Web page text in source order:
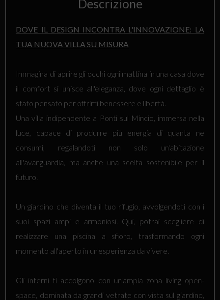
Descrizione
DOVE IL DESIGN INCONTRA L'INNOVAZIONE: LA
TUA NUOVA VILLA SU MISURA
Immagina di aprire gli occhi ogni mattina in una casa dove
il comfort si unisce all'eleganza, dove ogni dettaglio è
stato pensato per offrirti benessere e libertà.
Una villa indipendente a Ponti sul Mincio, immersa nella
luce, capace di produrre più energia di quanta ne
consumi, regalandoti non solo un'abitazione
all'avanguardia, ma anche una scelta sostenibile per il
futuro.
Un giardino che diventa il tuo rifugio, avvolgendoti con i
suoi spazi ampi e armoniosi. Qui, potrai scegliere di
realizzare una piscina a sfioro, trasformando ogni
momento all'aperto in un'esperienza da vivere.
Gli interni ti accolgono con un'ampia zona living open-
space, dominata da grandi vetrate con vista sul giardino,